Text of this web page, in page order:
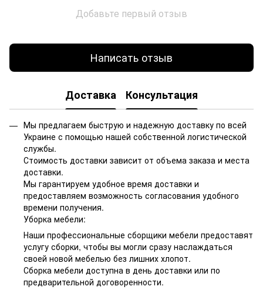
Добавьте первый отзыв
Написать отзыв
Доставка Консультация
Мы предлагаем быструю и надежную доставку по всей
Украине с помощью нашей собственной логистической
службы.
Стоимость доставки зависит от объема заказа и места
доставки.
Мы гарантируем удобное время доставки и
предоставляем возможность согласования удобного
времени получения.
Уборка мебели:
Наши профессиональные сборщики мебели предоставят
услугу сборки, чтобы вы могли сразу наслаждаться
своей новой мебелью без лишних хлопот.
Сборка мебели доступна в день доставки или по
предварительной договоренности.